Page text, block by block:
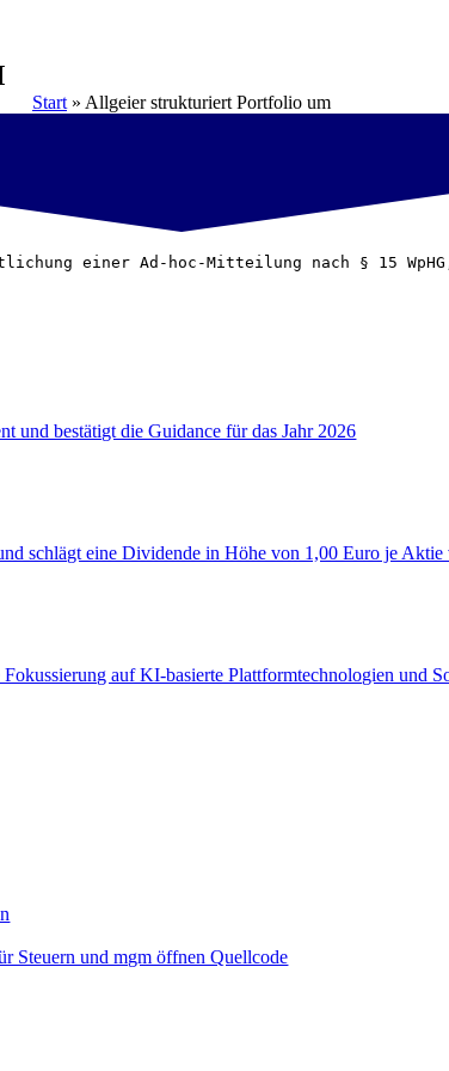
Start » Allgeier strukturiert Portfolio um
einer Ad-hoc-Mitteilung nach § 15
und bestätigt die Guidance für das Jahr 2026
schlägt eine Dividende in Höhe von 1,00 Euro je Aktie
auf KI‑basierte Plattformtechnologien und
Steuern und mgm öffnen Quellcode